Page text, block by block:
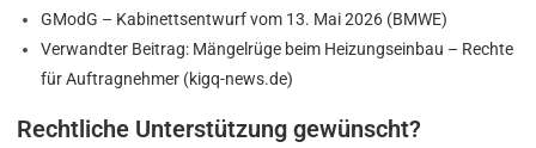
GModG – Kabinettsentwurf vom 13. Mai 2026 (BMWE)
Verwandter Beitrag: Mängelrüge beim Heizungseinbau – Rechte
für Auftragnehmer (kigq-news.de)
Rechtliche Unterstützung gewünscht?